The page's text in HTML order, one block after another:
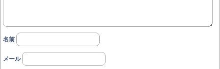
名前
メール